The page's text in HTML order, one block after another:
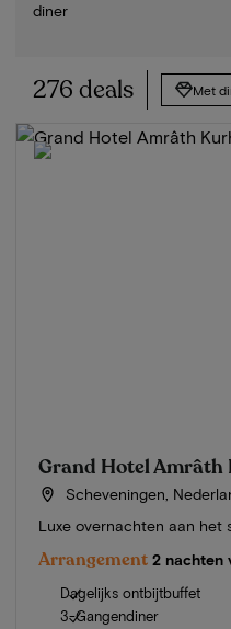
diner
276 deals Met
Grand Hotel Amrâth
Scheveningen,
Luxe overnachten aan het
Arrangement 2 nachten
Dagelijks ontbijtbuffet
3-Gangendiner